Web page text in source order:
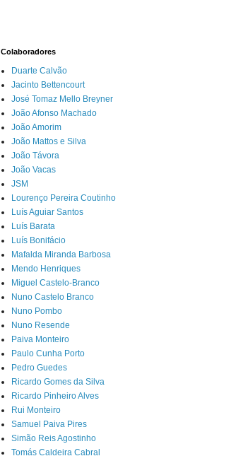
Colaboradores
Duarte Calvão
Jacinto Bettencourt
José Tomaz Mello Breyner
João Afonso Machado
João Amorim
João Mattos e Silva
João Távora
João Vacas
JSM
Lourenço Pereira Coutinho
Luís Aguiar Santos
Luís Barata
Luís Bonifácio
Mafalda Miranda Barbosa
Mendo Henriques
Miguel Castelo-Branco
Nuno Castelo Branco
Nuno Pombo
Nuno Resende
Paiva Monteiro
Paulo Cunha Porto
Pedro Guedes
Ricardo Gomes da Silva
Ricardo Pinheiro Alves
Rui Monteiro
Samuel Paiva Pires
Simão Reis Agostinho
Tomás Caldeira Cabral